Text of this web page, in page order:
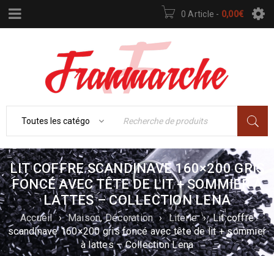
0 Article - 0,00€
LIT COFFRE SCANDINAVE 160×200 GRIS
FONCÉ AVEC TÊTE DE LIT + SOMMIER À
LATTES – COLLECTION LENA
Accueil › Maison, Décoration › Literie › Lit coffre
scandinave 160×200 gris foncé avec tête de lit + sommier
à lattes – Collection Lena